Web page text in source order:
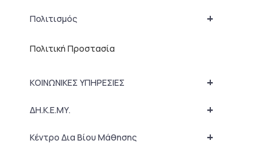
+
Πολιτισμός
Πολιτική Προστασία
+
ΚΟΙΝΩΝΙΚΕΣ ΥΠΗΡΕΣΙΕΣ
+
ΔΗ.Κ.Ε.ΜΥ.
+
Κέντρο Δια Βίου Μάθησης